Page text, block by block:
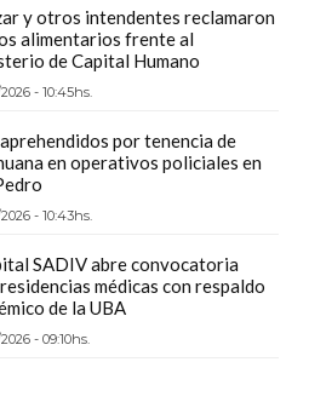
y otros intendentes reclamaron
alimentarios frente al
de Capital Humano
- 10:45hs.
por tenencia de
en operativos policiales en
- 10:43hs.
SADIV abre convocatoria
médicas con respaldo
de la UBA
- 09:10hs.